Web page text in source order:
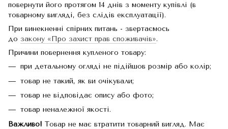
повернути його протягом 14 днів з моменту купівлі (в
товарному вигляді, без слідів експлуатації).
При винекненні спірних питань - звертаємось
до закону «Про захист прав споживачів».
Причини повернення купленого товару:
при детальному огляді не підійшов розмір або колір;
товар не такий, як ви очікували;
товар не відповідає опису або фото;
товар неналежної якості.
Важливо! Товар не має втратити товарний вигляд. Має